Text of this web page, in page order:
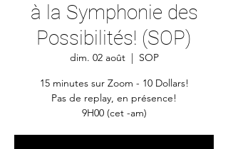
à la Symphonie des
Possibilités! (SOP)
dim. 02 août
  |
SOP
15 minutes sur Zoom - 10 Dollars!
Pas de replay, en présence!
9H00 (cet -am)